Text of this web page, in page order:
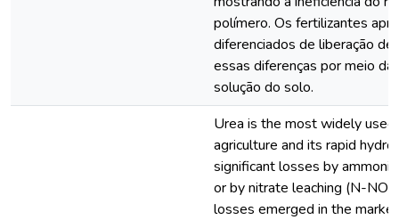
polímero. Os fertilizantes
diferenciados de liberação
essas diferenças por meio da
solução do solo.
Urea is the most widely
agriculture and its rapid
significant losses by
or by nitrate leaching (N-
losses emerged in the